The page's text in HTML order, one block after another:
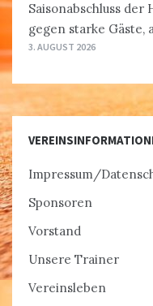
Saisonabschluss
gegen starke Gäste,
3. AUGUST 2026
Impressum/
Sponsoren
Vorstand
Unsere Trainer
Vereinsleben